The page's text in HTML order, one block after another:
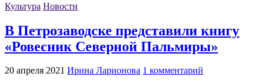
Культура Новости
В Петрозаводске представили книгу
«Ровесник Северной Пальмиры»
20 апреля 2021 Ирина Ларионова 1 комментарий